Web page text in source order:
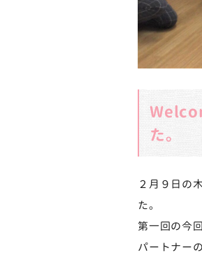
た。
２月９日の
た。
第一回の今
パートナー